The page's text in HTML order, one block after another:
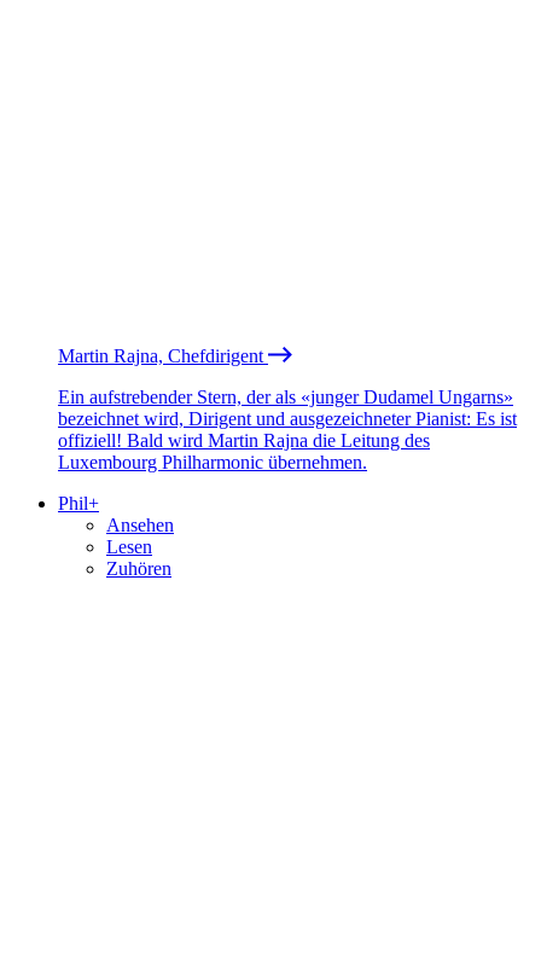
Martin Rajna, Chefdirigent
Ein aufstrebender Stern, der als «junger Dudamel Ungarns»
bezeichnet wird, Dirigent und ausgezeichneter Pianist: Es ist
offiziell! Bald wird Martin Rajna die Leitung des
Luxembourg Philharmonic übernehmen.
Phil+
Ansehen
Lesen
Zuhören